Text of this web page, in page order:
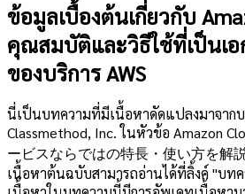
ข้อมูลเบื้องต้นเกี่ยวกับ
คุณสมบัติและวิธีใช้ที่เป็นเ
ของบริการ AWS
นี่เป็นบทความที่มีเนื้อหาดัดแปลงมาจา
Classmethod, Inc. ในหัวข้อ Amazon
ービスならではの特長・使い方を解
เนื้อหาต้นฉบับสามารถอ่านได้ที่ลิ้งค์ "บท